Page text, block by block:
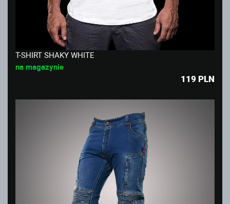
T-SHIRT SHAKY WHITE
na magazynie
119 PLN